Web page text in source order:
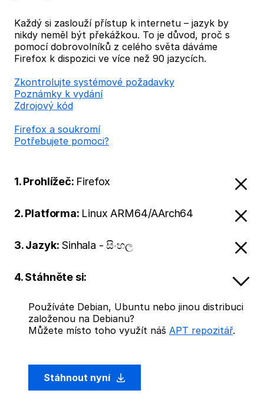
Každý si zaslouží přístup k internetu – jazyk by
nikdy neměl být překážkou. To je důvod, proč s
pomocí dobrovolníků z celého světa dáváme
Firefox k dispozici ve více než 90 jazycích.
Zkontrolujte systémové požadavky
Poznámky k vydání
Zdrojový kód
Firefox a soukromí
Potřebujete pomoci?
1. Prohlížeč: Firefox
2. Platforma: Linux ARM64/AArch64
3. Jazyk: Sinhala - සිංහල
4. Stáhněte si:
Používáte Debian, Ubuntu nebo jinou distribuci
založenou na Debianu?
Můžete místo toho využít náš APT repozitář.
Stáhnout nyní